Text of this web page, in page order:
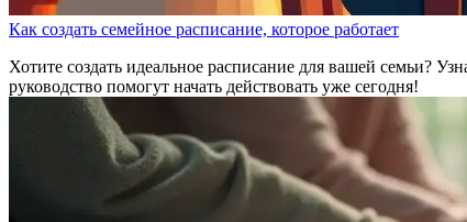
Как создать семейное расписание, которое работает
Хотите создать идеальное расписание для вашей семьи?
руководство помогут начать действовать уже сегодня!